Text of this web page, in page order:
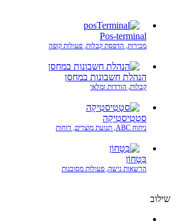
Pos-terminal
מכירות, הדפסת קבלות, פעולות קופה
הנהלת חשבונות במחסן
קבלות, הורדות ומלאי
סטָטִיסטִיקָה
ניתוח ABC, תנועת מוצרים, דוחות
בִּטָחוֹן
הרשאות גישה, פעולות מסוכנות
שילוב